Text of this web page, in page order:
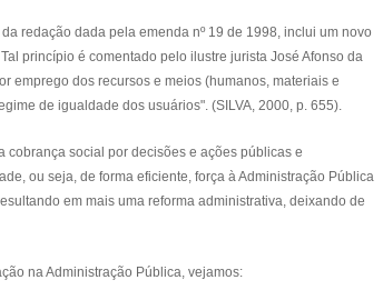
redação dada pela emenda nº 19 de 1998, inclui um novo
princípio é comentado pelo ilustre jurista José Afonso da
emprego dos recursos e meios (humanos, materiais e
de igualdade dos usuários". (SILVA, 2000, p. 655).
social por decisões e ações públicas e
ou seja, de forma eficiente, força à Administração Pública
em mais uma reforma administrativa, deixando de
na Administração Pública, vejamos: